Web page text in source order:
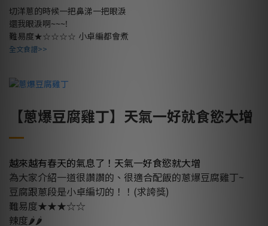
切洋蔥的時候一把鼻涕一把眼淚
還我眼淚啊~~~!
難易度★☆☆☆☆ 小卓編都會煮
全文食譜>>
【蔥爆豆腐雞丁】天氣一好就食慾大增
越來越有春天的氣息了！天氣一好食慾就大增
為大家介紹一道很讚讚的、 很適合配飯的蔥爆豆腐雞丁~
豆腐跟蔥段是小卓編切的！！(求誇獎)
難易度★★★☆☆
辣度🌶🌶